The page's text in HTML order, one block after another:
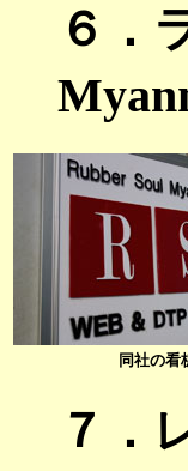
６．
同社の看
７．